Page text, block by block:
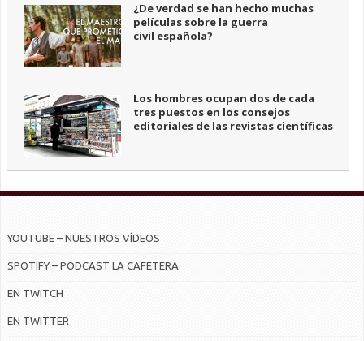
¿De verdad se han hecho muchas
películas sobre la guerra
civil española?
Los hombres ocupan dos de cada
tres puestos en los consejos
editoriales de las revistas científicas
YOUTUBE – NUESTROS VÍDEOS
SPOTIFY – PODCAST LA CAFETERA
EN TWITCH
EN TWITTER